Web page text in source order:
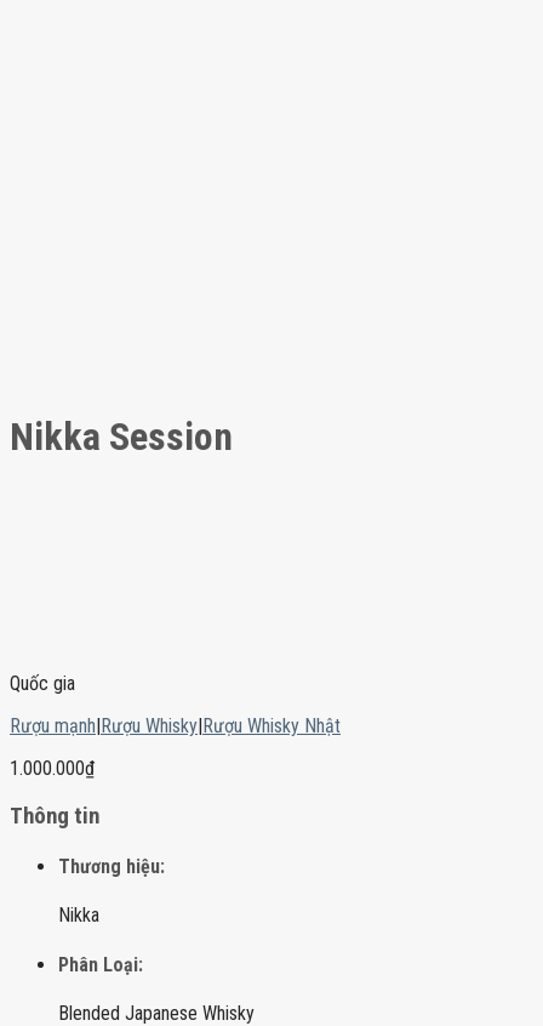
Nikka Session
Quốc gia
Rượu mạnh|Rượu Whisky|Rượu Whisky Nhật
1.000.000₫
Thông tin
Thương hiệu:
Nikka
Phân Loại:
Blended Japanese Whisky